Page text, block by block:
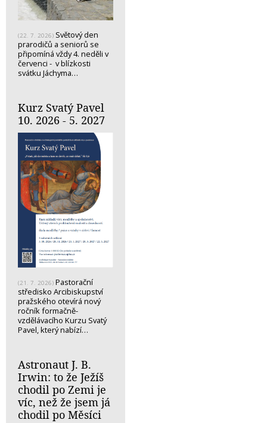
(22. 7. 2026) Světový den
prarodičů a seniorů se
připomíná vždy 4. neděli v
červenci - v blízkosti
svátku Jáchyma…
Kurz Svatý Pavel
10. 2026 - 5. 2027
(21. 7. 2026) Pastorační
středisko Arcibiskupství
pražského otevírá nový
ročník formačně-
vzdělávacího Kurzu Svatý
Pavel, který nabízí…
Astronaut J. B.
Irwin: to že Ježíš
chodil po Zemi je
víc, než že jsem já
chodil po Měsíci